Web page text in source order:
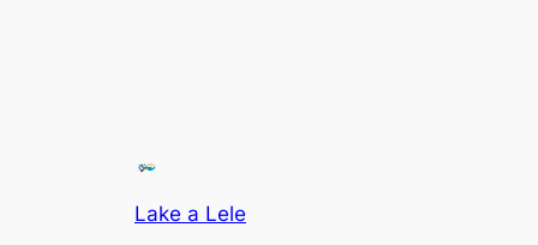
Lake a Lele